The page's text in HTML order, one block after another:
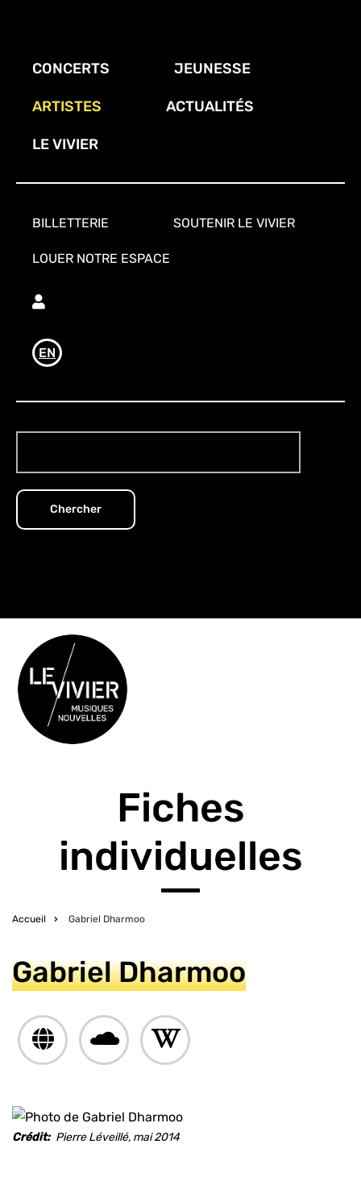
principal
CONCERTS JEUNESSE
ARTISTES ACTUALITÉS
LE VIVIER
BILLETTERIE SOUTENIR LE VIVIER
LOUER NOTRE ESPACE
EN
Fiches
individuelles
d'Ariane
Accueil Gabriel Dharmoo
Crédit Pierre Léveillé, mai 2014
Gabriel Dharmoo